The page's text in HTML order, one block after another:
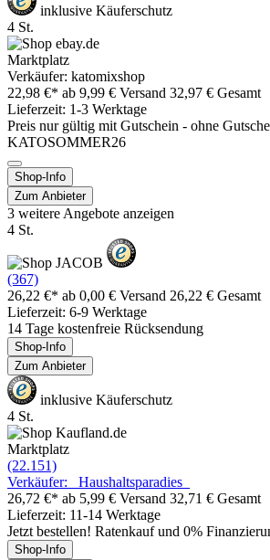
inklusive Käuferschutz
4 St.
Marktplatz
Verkäufer: katomixshop
22,98 €* ab 9,99 € Versand 32,97 € Gesamt
Lieferzeit: 1-3 Werktage
Preis nur gültig mit Gutschein - ohne
KATOSOMMER26
Shop-Info
Zum Anbieter
3 weitere Angebote anzeigen
4 St.
(367)
26,22 €* ab 0,00 € Versand 26,22 € Gesamt
Lieferzeit: 6-9 Werktage
14 Tage kostenfreie Rücksendung
Shop-Info
Zum Anbieter
inklusive Käuferschutz
4 St.
Marktplatz
(22.151)
Verkäufer: _Haushaltsparadies_
26,72 €* ab 5,99 € Versand 32,71 € Gesamt
Lieferzeit: 11-14 Werktage
Jetzt bestellen! Ratenkauf und 0%
Shop-Info